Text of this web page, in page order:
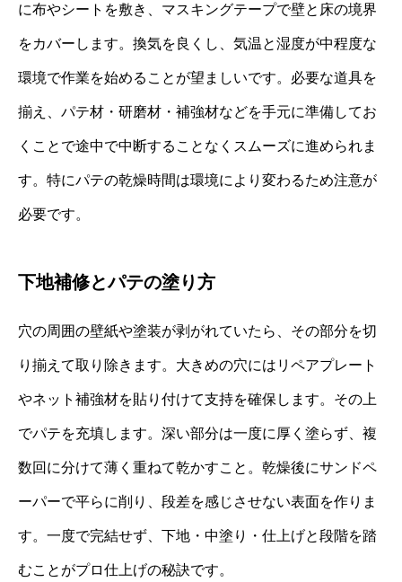
に布やシートを敷き、マスキングテープで壁と床の境界
をカバーします。換気を良くし、気温と湿度が中程度な
環境で作業を始めることが望ましいです。必要な道具を
揃え、パテ材・研磨材・補強材などを手元に準備してお
くことで途中で中断することなくスムーズに進められま
す。特にパテの乾燥時間は環境により変わるため注意が
必要です。
下地補修とパテの塗り方
穴の周囲の壁紙や塗装が剥がれていたら、その部分を切
り揃えて取り除きます。大きめの穴にはリペアプレート
やネット補強材を貼り付けて支持を確保します。その上
でパテを充填します。深い部分は一度に厚く塗らず、複
数回に分けて薄く重ねて乾かすこと。乾燥後にサンドペ
ーパーで平らに削り、段差を感じさせない表面を作りま
す。一度で完結せず、下地・中塗り・仕上げと段階を踏
むことがプロ仕上げの秘訣です。